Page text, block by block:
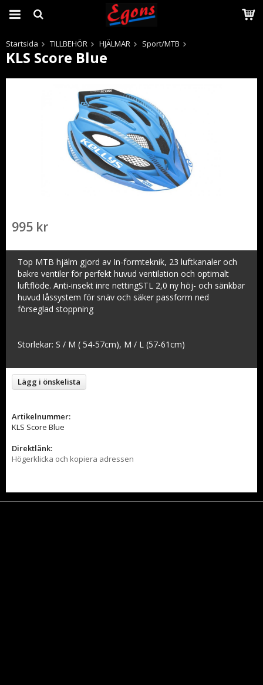
Produkten har blivit tillagd i varukorgen
Startsida TILLBEHÖR HJÄLMAR Sport/MTB
KLS Score Blue
995 kr
Top MTB hjälm gjord av In-formteknik, 23 luftkanaler och
bakre ventiler för perfekt huvud ventilation och optimalt
luftflöde. Anti-insekt inre nettingSTL 2,0 ny höj- och sänkbar
huvud låssystem för snäv och säker passform ned
förseglad stoppning
Storlekar: S / M ( 54-57cm), M / L (57-61cm)
Lägg i önskelista
Artikelnummer:
KLS Score Blue
Direktlänk:
Högerklicka och kopiera adressen